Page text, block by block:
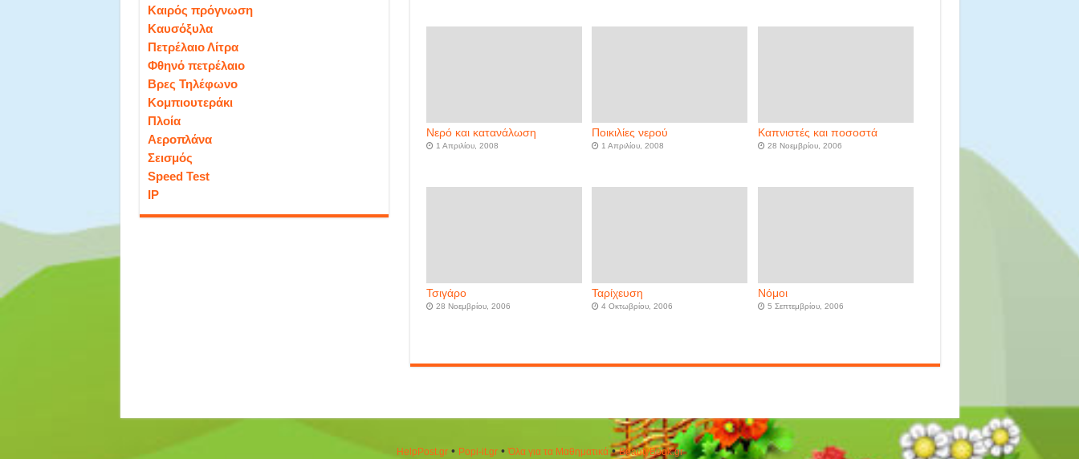
Νερό και κατανάλωση
1 Απριλίου, 2008
Ποικιλίες νερού
1 Απριλίου, 2008
Καπνιστές και ποσοστά
28 Νοεμβρίου, 2006
Τσιγάρο
28 Νοεμβρίου, 2006
Ταρίχευση
4 Οκτωβρίου, 2006
Νόμοι
5 Σεπτεμβρίου, 2006
Καιρός πρόγνωση
Καυσόξυλα
Πετρέλαιο Λίτρα
Φθηνό πετρέλαιο
Βρες Τηλέφωνο
Κομπιουτεράκι
Πλοία
Αεροπλάνα
Σεισμός
Speed Test
IP
HelpPost.gr• Popi-it.gr•Όλα για τα Μαθηματικά•ΒeautyΒook.gr